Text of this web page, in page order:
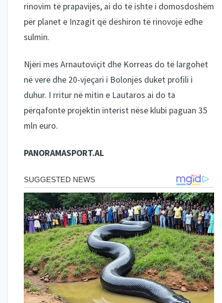
rinovim të prapavijës, ai do të ishte i domosdoshëm
për planet e Inzagit që dëshiron të rinovojë edhe
sulmin.
Njëri mes Arnautoviçit dhe Korreas do të largohet
në verë dhe 20-vjeçari i Bolonjës duket profili i
duhur. I rritur në mitin e Lautaros ai do ta
përqafonte projektin interist nëse klubi paguan 35
mln euro.
PANORAMASPORT.AL